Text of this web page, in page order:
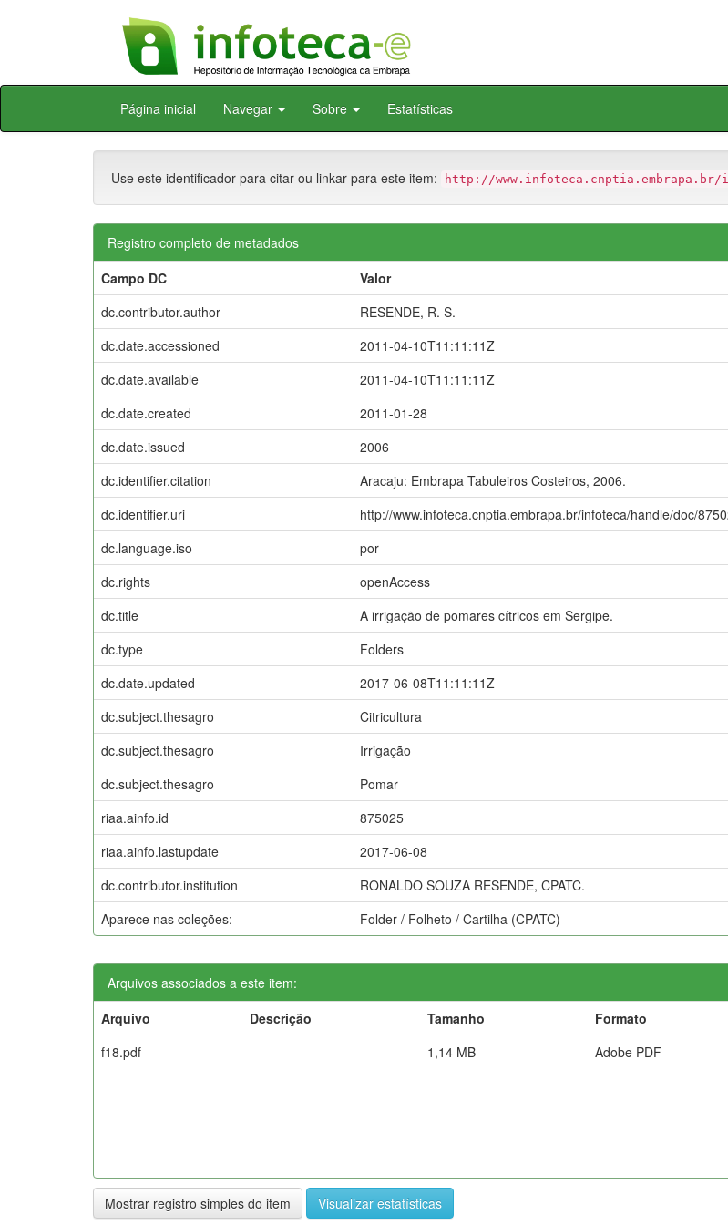
Skip
Página inicial Navegar Sobre Estatísticas
Use este identificador para citar ou linkar para este item: http://www.infoteca.cnptia.embrapa.br/
Registro completo de metadados
Campo DC
Valor
dc.contributor.author
RESENDE, R. S.
dc.date.accessioned
2011-04-10T11:11:11Z
dc.date.available
2011-04-10T11:11:11Z
dc.date.created
2011-01-28
dc.date.issued
2006
dc.identifier.citation
Aracaju: Embrapa Tabuleiros Costeiros, 2006.
dc.identifier.uri
http://www.infoteca.cnptia.embrapa.br/infoteca/handle/doc/
dc.language.iso
por
dc.rights
openAccess
dc.title
A irrigação de pomares cítricos em Sergipe.
dc.type
Folders
dc.date.updated
2017-06-08T11:11:11Z
dc.subject.thesagro
Citricultura
dc.subject.thesagro
Irrigação
dc.subject.thesagro
Pomar
riaa.ainfo.id
875025
riaa.ainfo.lastupdate
2017-06-08
dc.contributor.institution
RONALDO SOUZA RESENDE, CPATC.
Aparece nas coleções:
Folder / Folheto / Cartilha (CPATC)
Arquivos associados a este item:
Arquivo
Descrição Tamanho
Formato
f18.pdf
1,14 MB Adobe PDF
Mostrar registro simples do item Visualizar estatísticas